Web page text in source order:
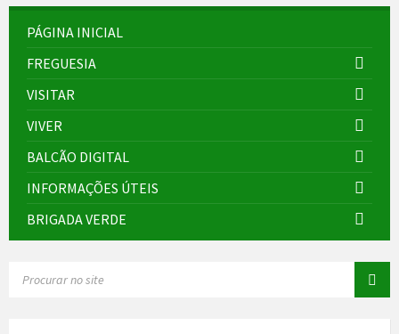
PÁGINA INICIAL
FREGUESIA
VISITAR
VIVER
BALCÃO DIGITAL
INFORMAÇÕES ÚTEIS
BRIGADA VERDE